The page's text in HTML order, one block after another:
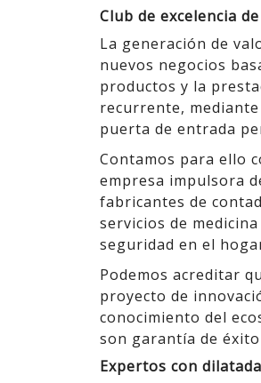
Club de excelencia
La generación de
nuevos negocios
productos y la
recurrente,
puerta de entrada
Contamos para ello
empresa impulsora
fabricantes de
servicios de
seguridad en el
Podemos acreditar
proyecto de
conocimiento del
son garantía de
Expertos con